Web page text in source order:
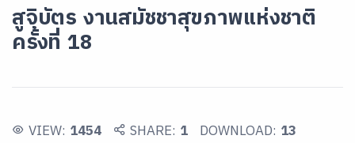
สูจิบัตร งานสมัชชาสุขภาพแห่งชาติ
ครั้งที่ 18
VIEW: 1454 SHARE: 1 DOWNLOAD: 13